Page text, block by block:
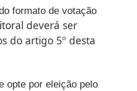
formato de votação
deverá ser
do artigo 5º desta
opte por eleição pelo